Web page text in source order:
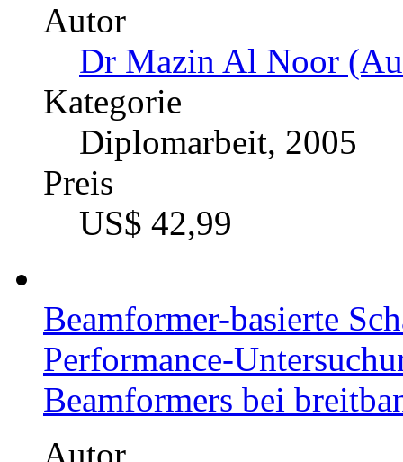
Autor
Dr Mazin Al Noor
Kategorie
Diplomarbeit, 2005
Preis
US$ 42,99
Beamformer-basierte
Performance-
Beamformers bei